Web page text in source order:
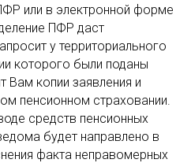
или в электронной форме
ПФР даст
у территориального
которого были поданы
Вам копии заявления и
пенсионном страховании.
средств пенсионных
будет направлено в
факта неправомерных